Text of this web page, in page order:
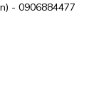
- 0906884477